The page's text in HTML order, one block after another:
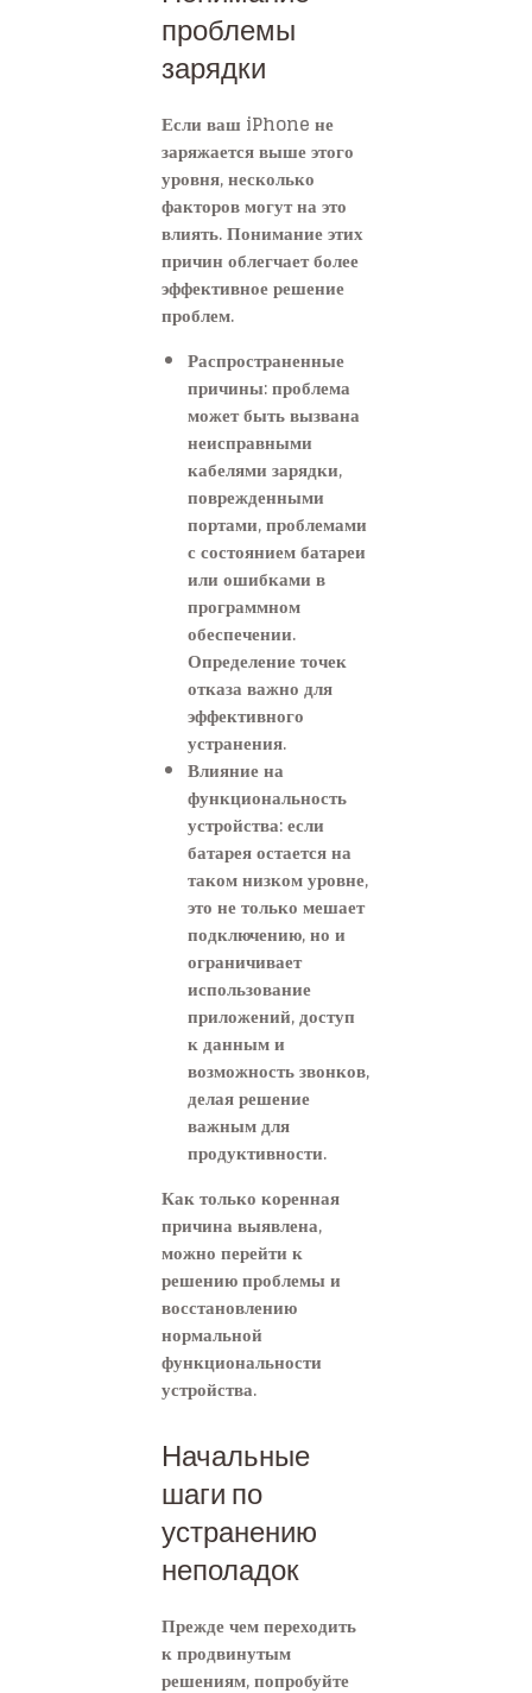
проблемы
зарядки
Если ваш iPhone не
заряжается выше этого
уровня, несколько
факторов могут на это
влиять. Понимание этих
причин облегчает более
эффективное решение
проблем.
Распространенные
причины: проблема
может быть вызвана
неисправными
кабелями зарядки,
поврежденными
портами, проблемами
с состоянием батареи
или ошибками в
программном
обеспечении.
Определение точек
отказа важно для
эффективного
устранения.
Влияние на
функциональность
устройства: если
батарея остается на
таком низком уровне,
это не только мешает
подключению, но и
ограничивает
использование
приложений, доступ
к данным и
возможность звонков,
делая решение
важным для
продуктивности.
Как только коренная
причина выявлена,
можно перейти к
решению проблемы и
восстановлению
нормальной
функциональности
устройства.
Начальные
шаги по
устранению
неполадок
Прежде чем переходить
к продвинутым
решениям, попробуйте